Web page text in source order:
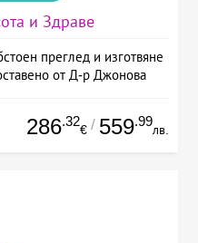
и Здраве
преглед и изготвяне
от Д-р Джонова
286.32
€ / 559.99
лв.